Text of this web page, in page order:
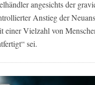
angesichts der
Anstieg der
einer Vielzahl von
sei.